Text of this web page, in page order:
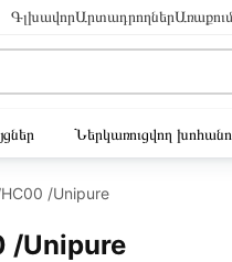
ԳլխավորԱրտադրողներԱռաքում
Ներկառուցվող
/Unipure
/Unipure